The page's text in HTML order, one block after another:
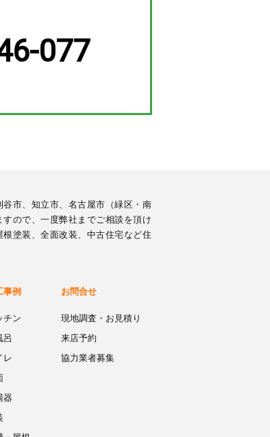
077
市、知立市、名古屋市（緑区・南
ので、一度弊社までご相談を頂け
塗装、全面改装、中古住宅など住
事例
チン
呂
レ
器
お問合せ
現地調査・お見積り
来店予約
協力業者募集